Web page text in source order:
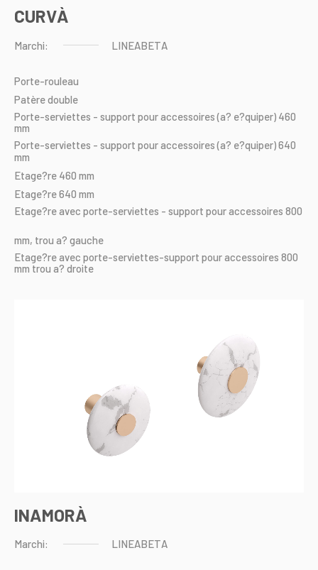
CURVÀ
Marchi: LINEABETA
Porte-rouleau
Patèredouble
Porte-serviettes - support pouraccessoires (a? e?quiper) 460
mm
Porte-serviettes - support pouraccessoires (a? e?quiper)640
mm
Etage?re 460 mm
Etage?re640 mm
Etage?reavec porte-serviettes - support pouraccessoires 800
mm, trou a? gauche
Etage?reavec porte-serviettes-support pouraccessoires 800
mm trou a? droite
INAMORÀ
Marchi: LINEABETA